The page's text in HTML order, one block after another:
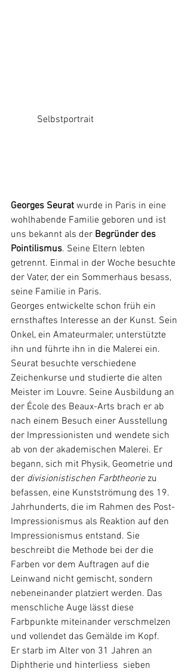
           Selbstportrait
Georges Seurat wurde in Paris in eine
wohlhabende Familie geboren und ist
uns bekannt als der Begründer des
Pointilismus. Seine Eltern lebten
getrennt. Einmal in der Woche besuchte
der Vater, der ein Sommerhaus besass,
seine Familie in Paris.
Georges entwickelte schon früh ein
ernsthaftes Interesse an der Kunst. Sein
Onkel, ein Amateurmaler, unterstützte
ihn und führte ihn in die Malerei ein.
Seurat besuchte verschiedene
Zeichenkurse und studierte die alten
Meister im Louvre. Seine Ausbildung an
der École des Beaux-Arts brach er ab
nach einem Besuch einer Ausstellung
der Impressionisten und wendete sich
ab von der akademischen Malerei. Er
begann, sich mit Physik, Geometrie und
der divisionistischen Farbtheorie zu
befassen, eine Kunstströmung des 19.
Jahrhunderts, die im Rahmen des Post-
Impressionismus als Reaktion auf den
Impressionismus entstand. Sie
beschreibt die Methode bei der die
Farben vor dem Auftragen auf die
Leinwand nicht gemischt, sondern
nebeneinander platziert werden. Das
menschliche Auge lässt diese
Farbpunkte miteinander verschmelzen
und vollendet das Gemälde im Kopf.
Er starb im Alter von 31 Jahren an
Diphtherie und hinterliess  sieben